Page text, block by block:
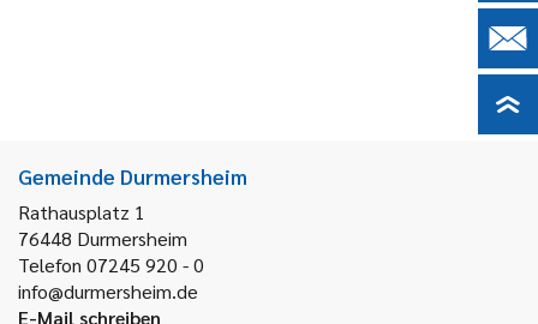
Gemeinde Durmersheim
Rathausplatz 1
76448 Durmersheim
Telefon 07245 920 - 0
info@durmersheim.de
E-Mail schreiben